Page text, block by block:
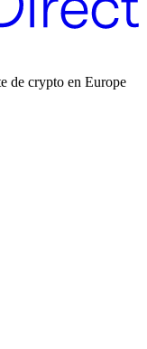
de crypto en Europe